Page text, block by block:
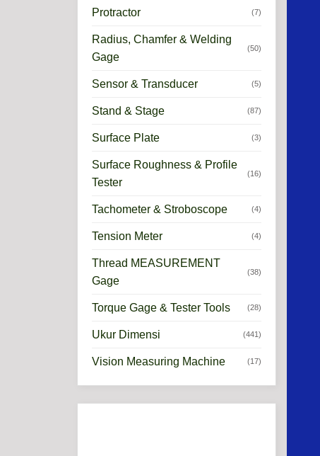
Protractor (7)
Radius, Chamfer & Welding
Gage
(50)
Sensor & Transducer (5)
Stand & Stage (87)
Surface Plate (3)
Surface Roughness & Profile
Tester
(16)
Tachometer & Stroboscope (4)
Tension Meter (4)
Thread MEASUREMENT
Gage
(38)
Torque Gage & Tester Tools (28)
Ukur Dimensi (441)
Vision Measuring Machine (17)